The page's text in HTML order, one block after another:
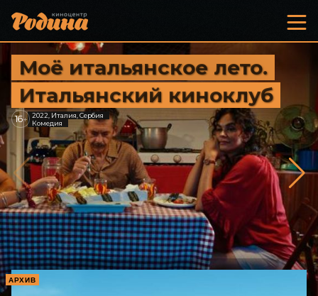
Моё итальянское лето.
Итальянский киноклуб
16+
2022, Италия, Сербия
Комедия
АРХИВ